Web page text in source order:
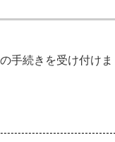
手続きを受け付けま